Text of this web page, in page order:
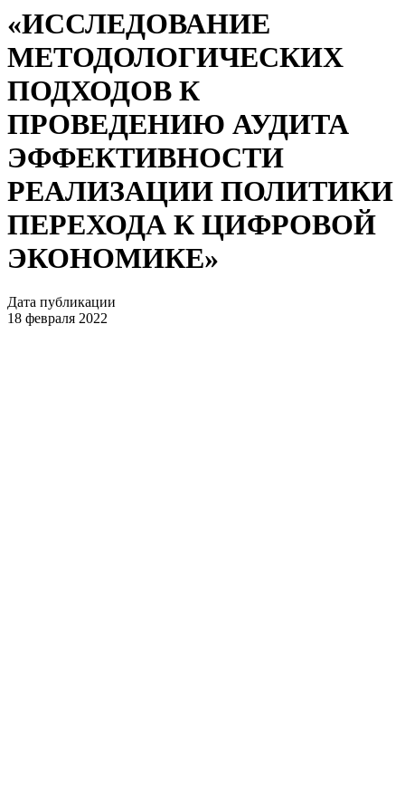
«ИССЛЕДОВАНИЕ
МЕТОДОЛОГИЧЕСКИХ
ПОДХОДОВ К
ПРОВЕДЕНИЮ АУДИТА
ЭФФЕКТИВНОСТИ
РЕАЛИЗАЦИИ ПОЛИТИКИ
ПЕРЕХОДА К ЦИФРОВОЙ
ЭКОНОМИКЕ»
Дата публикации
18 февраля 2022